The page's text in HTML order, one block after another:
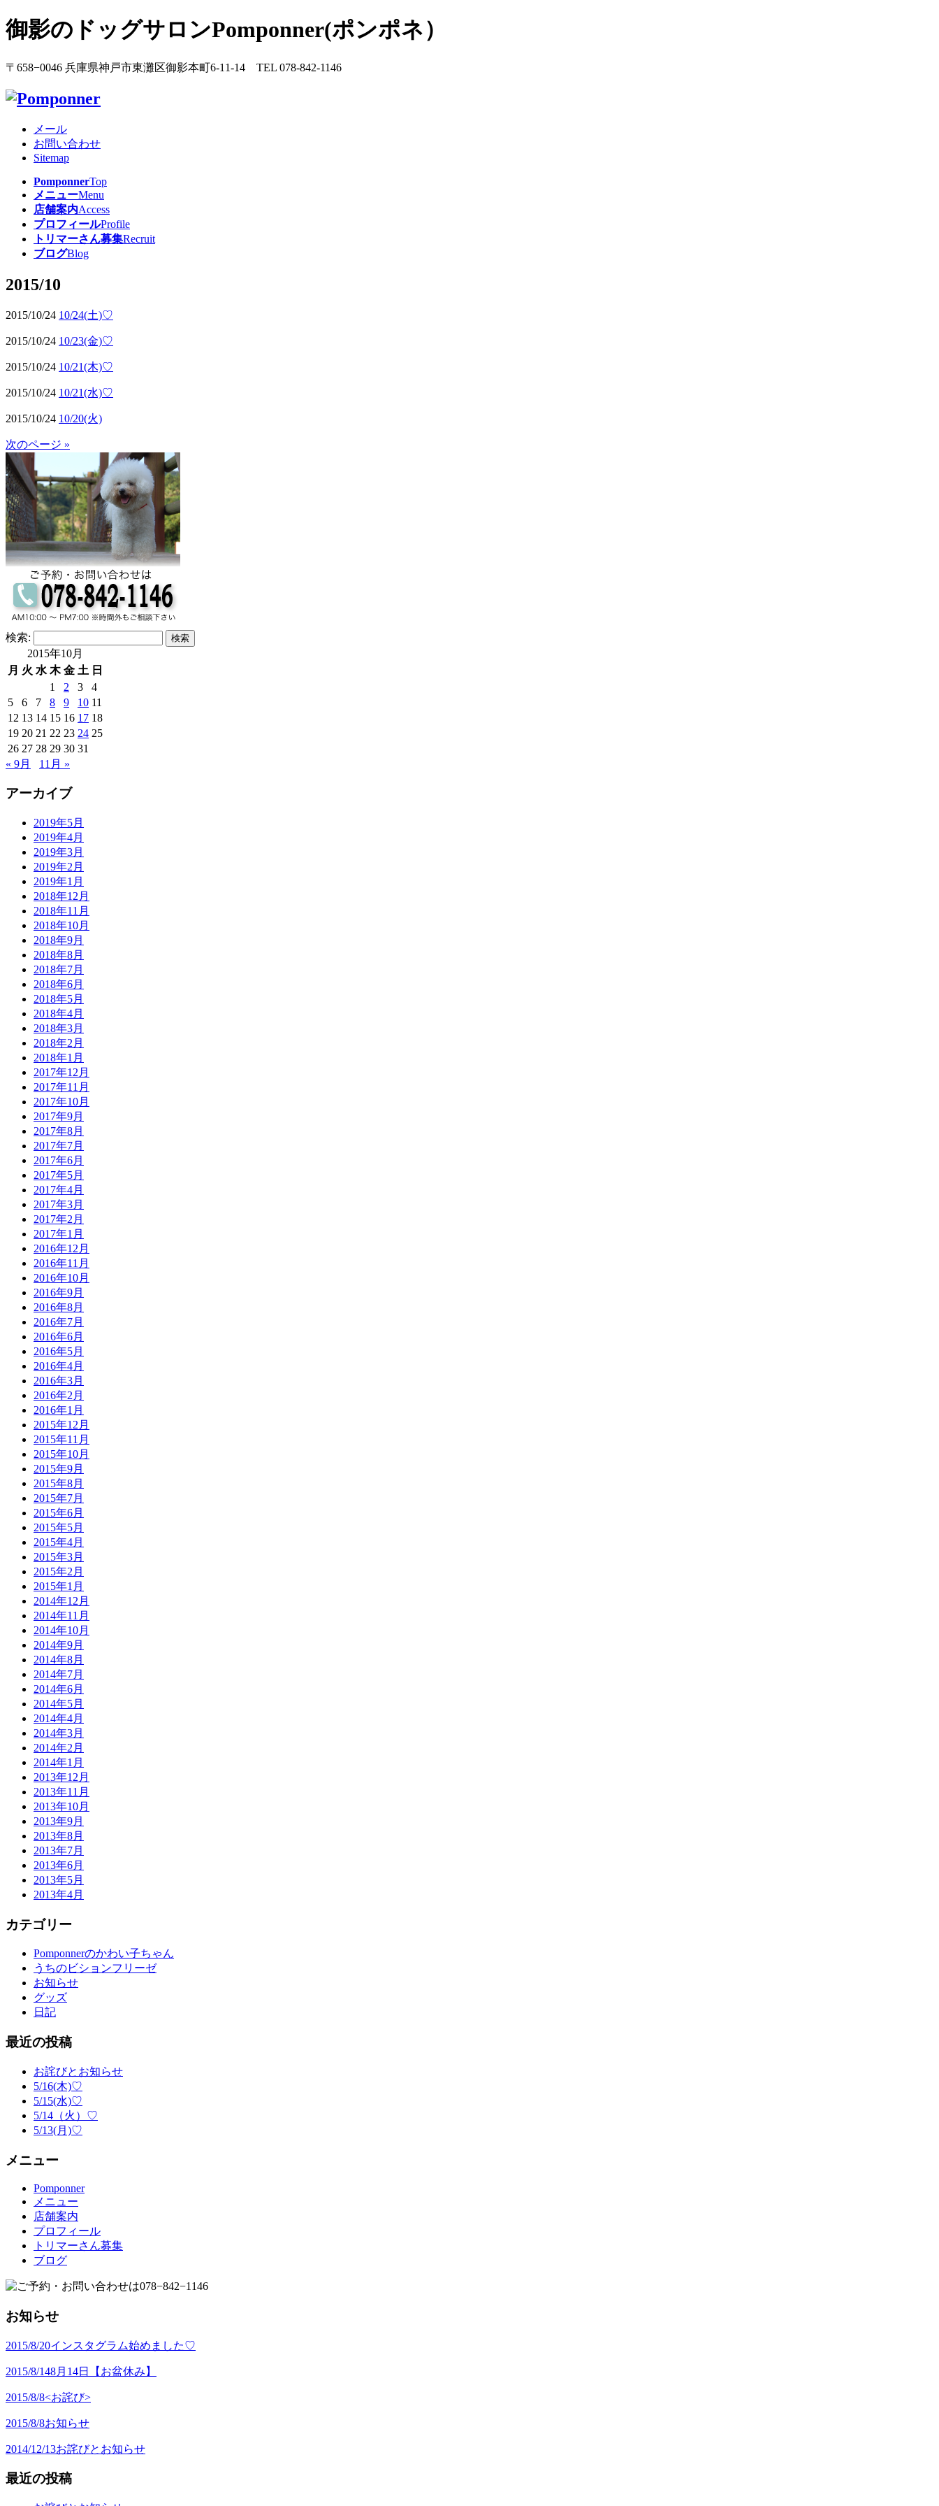
御影のドッグサロンPomponner(ポンポネ）
〒658−0046 兵庫県神戸市東灘区御影本町6-11-14 TEL 078-842-1146
メール
お問い合わせ
Sitemap
PomponnerTop
メニューMenu
店舗案内Access
プロフィールProfile
トリマーさん募集Recruit
ブログBlog
2015/10
2015/10/24 10/24(土)♡
2015/10/24 10/23(金)♡
2015/10/24 10/21(木)♡
2015/10/24 10/21(水)♡
2015/10/24 10/20(火)
次のページ »
検索:
2015年10月
月 火 水 木 金 土 日
1
2 3
4
5
6 7 8 9 10 11
12 13 14 15 16 17 18
19 20 21 22 23 24 25
26 27 28 29 30 31
« 9月
11月 »
アーカイブ
2019年5月
2019年4月
2019年3月
2019年2月
2019年1月
2018年12月
2018年11月
2018年10月
2018年9月
2018年8月
2018年7月
2018年6月
2018年5月
2018年4月
2018年3月
2018年2月
2018年1月
2017年12月
2017年11月
2017年10月
2017年9月
2017年8月
2017年7月
2017年6月
2017年5月
2017年4月
2017年3月
2017年2月
2017年1月
2016年12月
2016年11月
2016年10月
2016年9月
2016年8月
2016年7月
2016年6月
2016年5月
2016年4月
2016年3月
2016年2月
2016年1月
2015年12月
2015年11月
2015年10月
2015年9月
2015年8月
2015年7月
2015年6月
2015年5月
2015年4月
2015年3月
2015年2月
2015年1月
2014年12月
2014年11月
2014年10月
2014年9月
2014年8月
2014年7月
2014年6月
2014年5月
2014年4月
2014年3月
2014年2月
2014年1月
2013年12月
2013年11月
2013年10月
2013年9月
2013年8月
2013年7月
2013年6月
2013年5月
2013年4月
カテゴリー
Pomponnerのかわい子ちゃん
うちのビションフリーゼ
お知らせ
グッズ
日記
最近の投稿
お詫びとお知らせ
5/16(木)♡
5/15(水)♡
5/14（火）♡
5/13(月)♡
メニュー
Pomponner
メニュー
店舗案内
プロフィール
トリマーさん募集
ブログ
お知らせ
2015/8/20インスタグラム始めました♡
2015/8/148月14日【お盆休み】
2015/8/8<お詫び>
2015/8/8お知らせ
2014/12/13お詫びとお知らせ
最近の投稿